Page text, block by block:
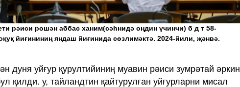
рәиси рошән аббас ханим(сәһнидә оңдин үчинчи) б д т 58-
йиғининиң яндаш йиғинида сөзлимәктә. 2024-йили, җәнвә.
дуня уйғур қурултийиниң муавин рәиси зумрәтай әркин
қилди. у, тайландтин қайтурулған уйғурларни мисал